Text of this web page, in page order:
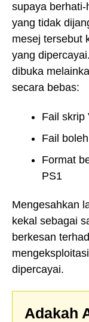
supaya
yang tidak
mesej tersebut
yang
dibuka
secara bebas:
Fail skrip
Fail
Format
PS1
Mengesahkan
kekal sebagai
berkesan
dipercayai.
Adakah